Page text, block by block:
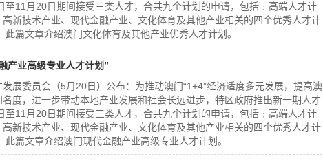
至11月20日期间接受三类人才，合共九个计划的申请，包括﹕高端人才计
新技术产业、现代金融产业、文化体育及其他产业相关的四个优秀人才计
篇文章介绍澳门文化体育及其他产业优秀人才计划。
产业高级专业人才计划”
展委员会（5月20日）公布：为推动澳门“1+4”经济适度多元发展，提高澳
度，进一步带动本地产业发展和社会长远进步，特区政府推出新一期人才
至11月20日期间接受三类人才，合共九个计划的申请，包括﹕高端人才计
新技术产业、现代金融产业、文化体育及其他产业相关的四个优秀人才计
篇文章介绍澳门现代金融产业高级专业人才计划。